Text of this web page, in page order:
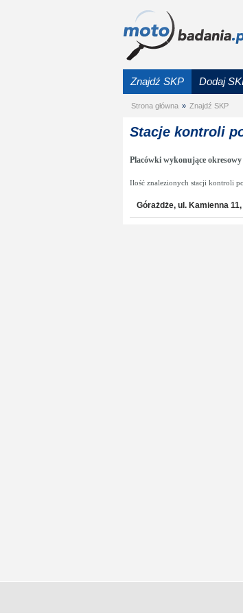
Znajdź SKP Dodaj
Strona główna » Znajdź SKP
Stacje kontroli
Placówki wykonujące
Ilość znalezionych stacji kontroli
Górażdże, ul. Kamienna